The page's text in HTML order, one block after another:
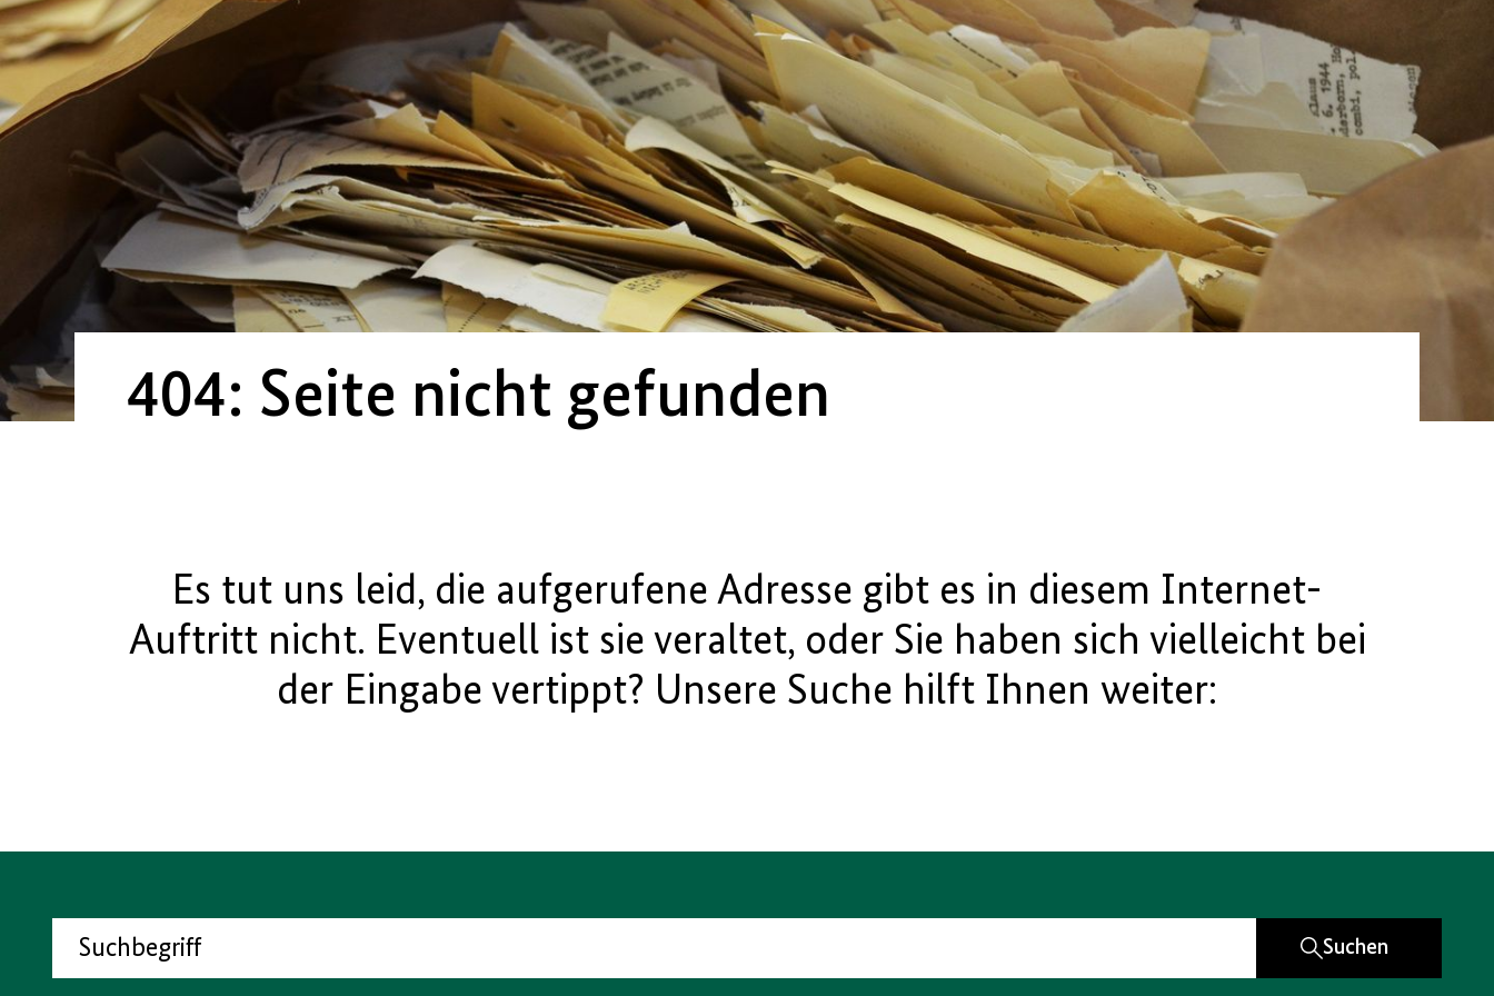
404: Seite nicht gefunden
Es tut uns leid, die aufgerufene Adresse gibt es in diesem Internet-
Auftritt nicht. Eventuell ist sie veraltet, oder Sie haben sich vielleicht bei
der Eingabe vertippt? Unsere Suche hilft Ihnen weiter:
Suchen
Suchen